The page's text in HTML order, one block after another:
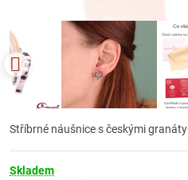
Stříbrné náušnice s českými granáty
Skladem